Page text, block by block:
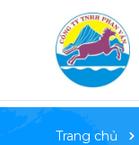
Trang chủ